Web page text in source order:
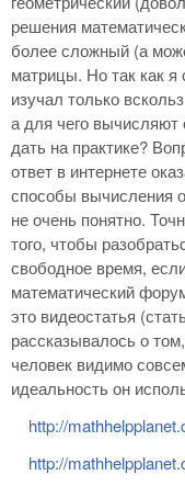
решения
более сложный (а
матрицы. Но так как
изучал только
а для чего
дать на практике?
ответ в интернете
способы вычисления
не очень понятно.
того, чтобы
свободное время,
математический
это видеостатья
рассказывалось о
человек видимо
идеальность он
http://
http://